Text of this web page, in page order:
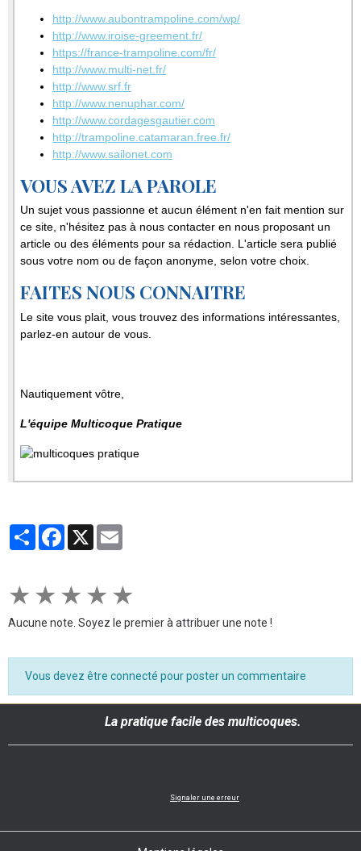
http://www.aubontrampoline.com/wp/
http://www.iroise-greement.fr/
https://france-trampoline.com/fr/
http://www.multi-net.fr/
http://www.srf.fr
http://www.nenuphar.com/
http://www.cordagesgautier.com
http://trampoline.catamaran.free.fr/
http://www.sailonet.com
VOUS AVEZ LA PAROLE
Un sujet vous passionne et aucun élément n'en fait mention sur
ce site, n'hésitez pas à nous contacter en nous proposant un
article ou des éléments pour sa rédaction. L'article sera publié
sous votre nom ou de façon anonyme, selon votre choix.
FAITES NOUS CONNAITRE
Le site vous plait, vous trouvez des informations intéressantes,
parlez-en autour de vous.
Nautiquement vôtre,
L'équipe Multicoque Pratique
PartagerFacebook
X
★ ★ ★ ★ ★
Aucune note. Soyez le premier à attribuer une note !
Vous devez être connecté pour poster un commentaire
La pratique facile des multicoques.
Signaler une erreur